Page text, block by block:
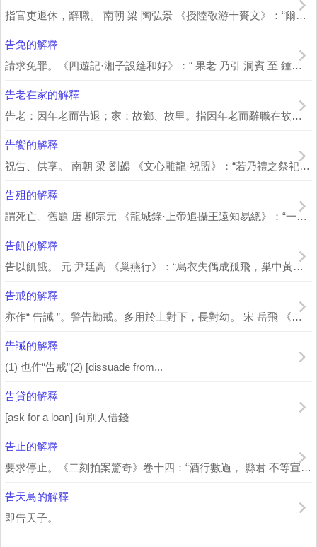
指官吏退休，辭職。 南朝 梁 陶弘景 《授陸敬游十賚文》：“爾奉上惟勤，接下...
告免的解釋
請求免罪。《四遊記·湘子設筵和好》：“ 果老 乃引 洞賓 至 鍾離 、 鐵拐 ...
告老在家的解釋
告老：因年老而告退；家：故鄉、故里。指因年老而辭職在故鄉安度晚年。
告饗的解釋
祝告、供享。 南朝 梁 劉勰 《文心雕龍·祝盟》：“若乃禮之祭祀，事止告饗...
告殂的解釋
謂死亡。舊題 唐 柳宗元 《龍城錄·上帝追攝王遠知易總》：“一日告殂，遺言屍...
告飢的解釋
告以飢餓。 元 尹廷高 《巢燕行》：“烏衣失偶成孤飛，巢中黃口爭告飢。”告以飢...
告戒的解釋
亦作“ 告誡 ”。警告勸戒。多用於上對下，長對幼。 宋 岳飛 《辭鎮南軍承宣使...
告誡的解釋
(1) 也作“告戒”(2) [dissuade from...
告貸的解釋
[ask for a loan] 向別人借錢
告止的解釋
要求停止。《二刻拍案驚奇》卷十四：“酒行數過， 縣君 不等宣教告止，自立起身道：...
告天鳥的解釋
即告天子。